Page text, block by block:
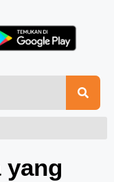
yang